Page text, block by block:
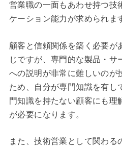
営業職の一面もあわせ持つ技
ケーション能力が求められま
顧客と信頼関係を築く必要が
じですが、専門的な製品・サ
への説明が非常に難しいのが
ため、自分が専門知識を有し
門知識を持たない顧客にも理
が必要になります。
また、技術営業として関わる